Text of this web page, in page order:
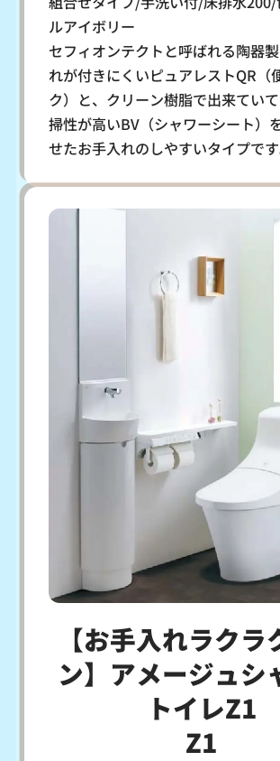
ルアイボリー
セフィオンテクトと呼ばれる陶器
れが付きにくいピュアレストQR（
ク）と、クリーン樹脂で出来てい
掃性が高いBV（シャワーシート）
せたお手入れのしやすいタイプです
【お手入れラクラ
ン】アメージュシ
トイレZ1
Z1